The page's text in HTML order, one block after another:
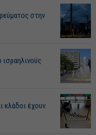
στην
κλάδοι έχουν